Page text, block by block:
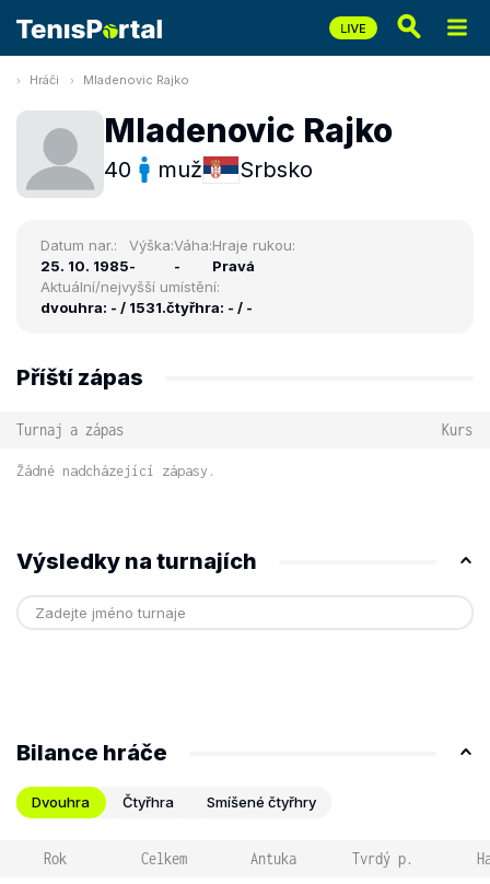
Hráči Mladenovic Rajko
Mladenovic Rajko
40 muž Srbsko
Datum nar.:
25. 10. 1985
Výška:
-
Váha:
-
Hraje rukou:
Pravá
Aktuální/nejvyšší umístění:
dvouhra: - / 1531.čtyřhra: - / -
Příští zápas
Turnaj a zápas Kurs
Žádné nadcházející zápasy.
Výsledky na turnajích
Bilance hráče
Dvouhra Čtyřhra Smíšené čtyřhry
Rok Celkem Antuka Tvrdý p.